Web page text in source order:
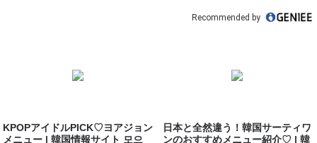
Recommended by
KPOPアイドルPICK♡ヨアジョン
メニュー | 韓国情報サイト 모으
日本と全然違う！韓国サーティワ
ンのおすすめメニュー紹介♡ | 韓